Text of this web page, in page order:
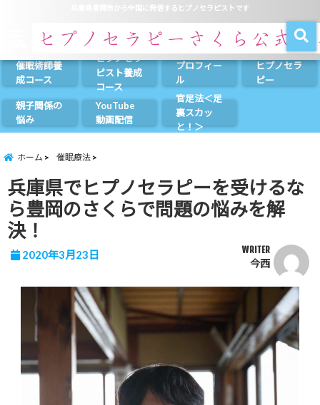
兵庫県豊岡市から全国に発信するヒプノセラピストです
催眠術師養
成コース
ヒプノセラ
ピスト養成
コース
プロフィー
ル
ヒプノセラ
ピー
親子関係の
悩み
YouTube
動画配信
官足法＜足
裏スカッ
と！＞
ホーム 催眠療法
兵庫県でヒプノセラピーを受けるな
ら豊岡のさくらで問題の悩みを解
決！
2020年3月23日 WRITER
今西